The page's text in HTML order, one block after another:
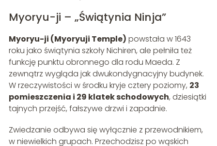
Myoryu-ji – „Świątynia Ninja”
Myoryu-ji (Myoryuji Temple) powstała w 1643
roku jako świątynia szkoły Nichiren, ale pełniła też
funkcję punktu obronnego dla rodu Maeda. Z
zewnątrz wygląda jak dwukondygnacyjny budynek.
W rzeczywistości w środku kryje cztery poziomy, 23
pomieszczenia i 29 klatek schodowych, dziesiątki
tajnych przejść, fałszywe drzwi i zapadnie.
Zwiedzanie odbywa się wyłącznie z przewodnikiem,
w niewielkich grupach. Przechodzisz po wąskich